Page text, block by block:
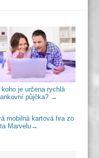
koho je určena rychlá
půjčka? →
mobilná kartová hra zo
Marvelu→